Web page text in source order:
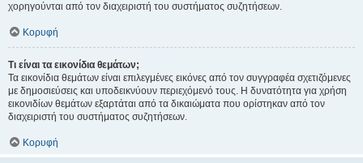
χορηγούνται από τον διαχειριστή του συστήματος συζητήσεων.
Κορυφή
Τι είναι τα εικονίδια θεμάτων;
Τα εικονίδια θεμάτων είναι επιλεγμένες εικόνες από τον συγγραφέα σχετιζόμενες
με δημοσιεύσεις και υποδεικνύουν περιεχόμενό τους. Η δυνατότητα για χρήση
εικονιδίων θεμάτων εξαρτάται από τα δικαιώματα που ορίστηκαν από τον
διαχειριστή του συστήματος συζητήσεων.
Κορυφή